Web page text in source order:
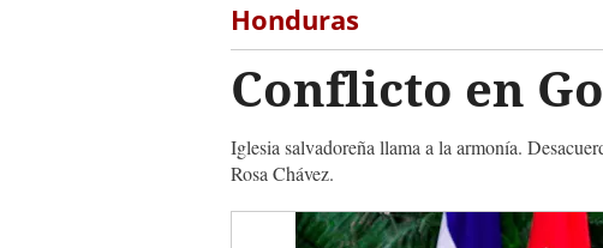
Honduras
Conflicto en
Iglesia salvadoreña llama a la armonía.
Rosa Chávez.